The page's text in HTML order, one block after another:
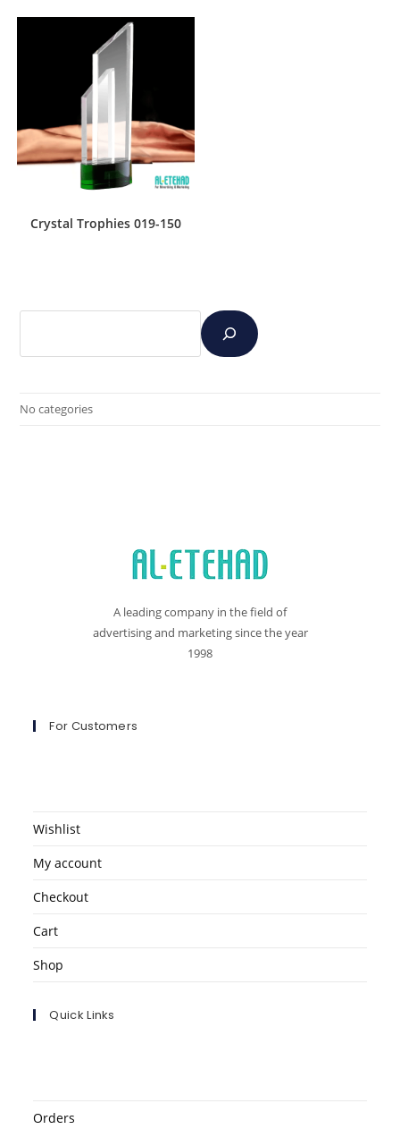
Crystal Trophies 019-150
No categories
A leading company in the field of
advertising and marketing since the year
1998
For Customers
Wishlist
My account
Checkout
Cart
Shop
Quick Links
Orders